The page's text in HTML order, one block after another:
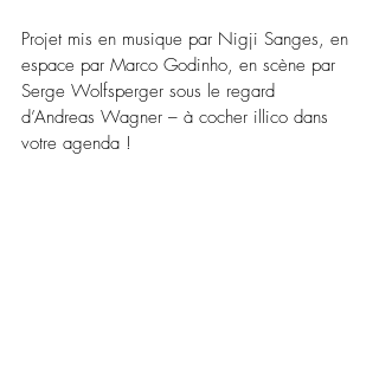
Projet mis en musique par Nigji Sanges, en
espace par Marco Godinho, en scène par
Serge Wolfsperger sous le regard
d’Andreas Wagner – à cocher illico dans
votre agenda !